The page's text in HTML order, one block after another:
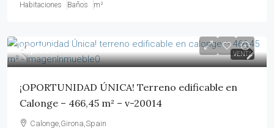
Habitaciones Baños m²
VENTA
69,000€
¡OPORTUNIDAD ÚNICA! Terreno edificable en
Calonge – 466,45 m² – v-20014
Calonge,Girona,Spain